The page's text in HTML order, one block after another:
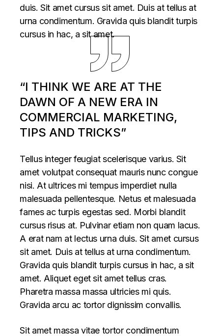
duis. Sit amet cursus sit amet. Duis at tellus at
urna condimentum. Gravida quis blandit turpis
cursus in hac, a sit amet.
“I THINK WE ARE AT THE
DAWN OF A NEW ERA IN
COMMERCIAL MARKETING,
TIPS AND TRICKS”
Tellus integer feugiat scelerisque varius. Sit
amet volutpat consequat mauris nunc congue
nisi. At ultrices mi tempus imperdiet nulla
malesuada pellentesque. Netus et malesuada
fames ac turpis egestas sed. Morbi blandit
cursus risus at. Pulvinar etiam non quam lacus.
A erat nam at lectus urna duis. Sit amet cursus
sit amet. Duis at tellus at urna condimentum.
Gravida quis blandit turpis cursus in hac, a sit
amet. Aliquet eget sit amet tellus cras.
Pharetra massa massa ultricies mi quis.
Gravida arcu ac tortor dignissim convallis.
Sit amet massa vitae tortor condimentum